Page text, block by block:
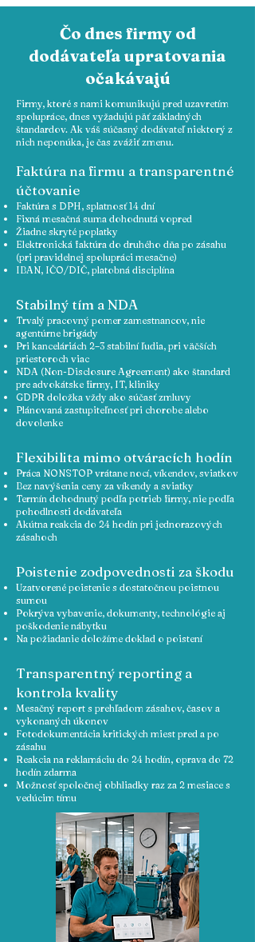
Čo dnes firmy od
dodávateľa upratovania
očakávajú
Firmy, ktoré s nami komunikujú pred uzavretím
spolupráce, dnes vyžadujú päť základných
štandardov. Ak váš súčasný dodávateľ niektorý z
nich neponúka, je čas zvážiť zmenu.
Faktúra na firmu a transparentné
účtovanie
Faktúra s DPH, splatnosť 14 dní
Fixná mesačná suma dohodnutá vopred
Žiadne skryté poplatky
Elektronická faktúra do druhého dňa po zásahu
(pri pravidelnej spolupráci mesačne)
IBAN, IČO/DIČ, platobná disciplína
Stabilný tím a NDA
Trvalý pracovný pomer zamestnancov, nie
agentúrne brigády
Pri kanceláriách 2–3 stabilní ľudia, pri väčších
priestoroch viac
NDA (Non-Disclosure Agreement) ako štandard
pre advokátske firmy, IT, kliniky
GDPR doložka vždy ako súčasť zmluvy
Plánovaná zastupiteľnosť pri chorobe alebo
dovolenke
Flexibilita mimo otváracích hodín
Práca NONSTOP vrátane nocí, víkendov, sviatkov
Bez navýšenia ceny za víkendy a sviatky
Termín dohodnutý podľa potrieb firmy, nie podľa
pohodlnosti dodávateľa
Akútna reakcia do 24 hodín pri jednorazových
zásahoch
Poistenie zodpovednosti za škodu
Uzatvorené poistenie s dostatočnou poistnou
sumou
Pokrýva vybavenie, dokumenty, technológie aj
poškodenie nábytku
Na požiadanie doložíme doklad o poistení
Transparentný reporting a
kontrola kvality
Mesačný report s prehľadom zásahov, časov a
vykonaných úkonov
Fotodokumentácia kritických miest pred a po
zásahu
Reakcia na reklamáciu do 24 hodín, oprava do 72
hodín zdarma
Možnosť spoločnej obhliadky raz za 2 mesiace s
vedúcim tímu